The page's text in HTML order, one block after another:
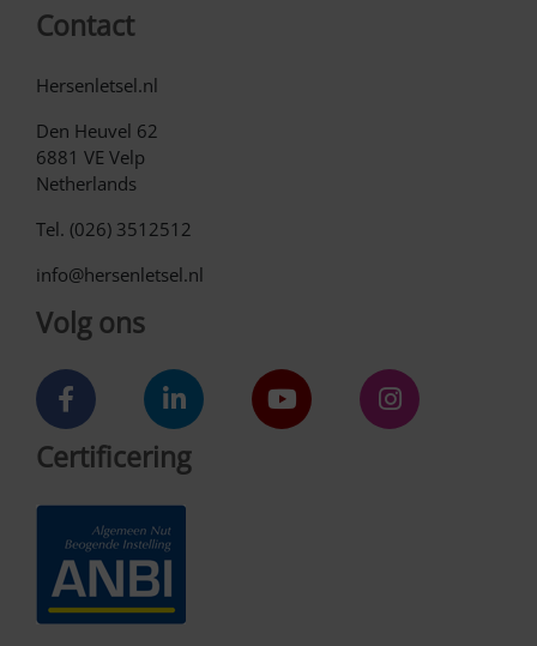
Contact
Hersenletsel.nl
Den Heuvel 62
6881 VE Velp
Netherlands
Tel. (026) 3512512
info@hersenletsel.nl
Volg ons
Certificering